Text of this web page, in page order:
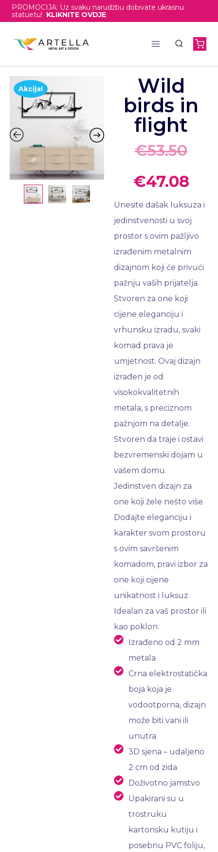
PROMOCIJA: Uz svaku narudžbu dobivate ukrasnu
statuetu! KLIKNITE OVDJE
Akcija!
Wild
birds in
flight
€53.50
€47.08
Unesite dašak luksuza i
jedinstvenosti u svoj
prostor s ovim pažljivo
izrađenim metalnim
dizajnom koji će privući
pažnju vaših prijatelja.
Stvoren za one koji
cijene eleganciju i
vrhunsku izradu, svaki
komad prava je
umjetnost. Ovaj dizajn
izrađen je od
visokokvalitetnih
metala, s preciznom
pažnjom na detalje.
Stvoren da traje i ostavi
bezvremenski dojam u
vašem domu.
Jedinstven dizajn za
one koji žele nešto više.
Dodajte eleganciju i
karakter svom prostoru
s ovim savršenim
komadom, pravi izbor za
one koji cijene
unikatnost i luksuz.
Idealan za vaš prostor ili
kao poklon.
Izrađeno od 2 mm
metala
Crna elektrostatička
boja koja je
vodootporna, dizajn
može biti vani ili
unutra
3D sjena – udaljeno
2 cm od zida
Doživotno jamstvo
Upakirani su u
trostruku
kartonsku kutiju i
posebnu PVC foliju,